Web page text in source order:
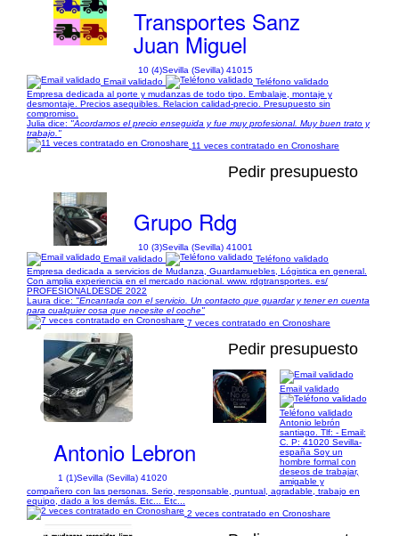
Transportes Sanz
Juan Miguel
10 (4)Sevilla (Sevilla) 41015
Email validado
Teléfono validado
Empresa dedicada al porte y mudanzas de todo tipo. Embalaje, montaje y
desmontaje. Precios asequibles. Relacion calidad-precio. Presupuesto sin
compromiso.
Julia dice: "Acordamos el precio enseguida y fue muy profesional. Muy buen trato y
trabajo."
11 veces contratado en Cronoshare
Pedir presupuesto
Grupo Rdg
10 (3)Sevilla (Sevilla) 41001
Email validado
Teléfono validado
Empresa dedicada a servicios de Mudanza, Guardamuebles, Lógistica en general.
Con amplia experiencia en el mercado nacional. www. rdgtransportes. es/
PROFESIONALDESDE 2022
Laura dice: "Encantada con el servicio. Un contacto que guardar y tener en cuenta
para cualquier cosa que necesite el coche"
7 veces contratado en Cronoshare
1/1
Pedir presupuesto
Antonio Lebron
1 (1)Sevilla (Sevilla) 41020
Email validado
Teléfono validado
Antonio lebrón
santiago. Tlf: - Email:
C. P: 41020 Sevilla-
españa Soy un
hombre formal con
deseos de trabajar,
amigable y
compañero con las personas. Serio, responsable, puntual, agradable, trabajo en
equipo, dado a los demás. Etc... Etc...
2 veces contratado en Cronoshare